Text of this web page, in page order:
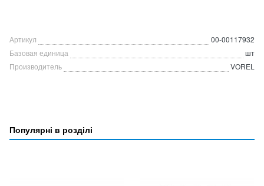
Артикул
00-00117932
Базовая единица
шт
Производитель
VOREL
Популярні в розділі